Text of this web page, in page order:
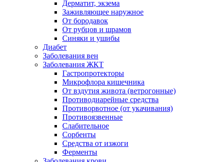
Дерматит, экзема
Заживляющее наружное
От бородавок
От рубцов и шрамов
Синяки и ушибы
Диабет
Заболевания вен
Заболевания ЖКТ
Гастропротекторы
Микрофлора кишечника
От вздутия живота (ветрогонные)
Противодиарейные средства
Противорвотное (от укачивания)
Противоязвенные
Слабительное
Сорбенты
Средства от изжоги
Ферменты